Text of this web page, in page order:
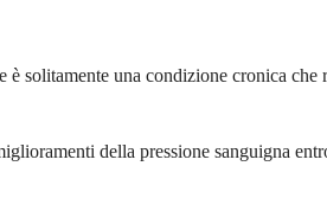
solitamente una condizione cronica che
della pressione sanguigna